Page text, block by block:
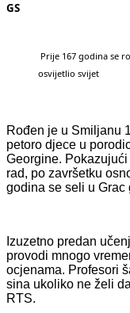
GS
Prije 167 godina se
osvijetlio svijet
Rođen je u Smiljanu
petoro djece u
Georgine.
rad, po završetku
godina se seli u
Izuzetno predan
provodi mnogo
ocjenama. Profesori
sina ukoliko ne želi
RTS.